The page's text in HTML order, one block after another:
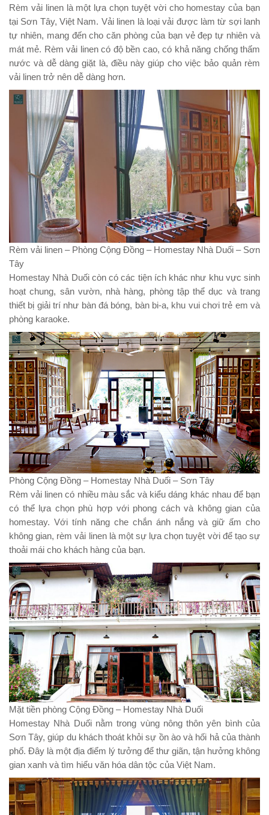
Rèm vải linen là một lựa chọn tuyệt vời cho homestay của bạn
tại Sơn Tây, Việt Nam. Vải linen là loại vải được làm từ sợi lanh
tự nhiên, mang đến cho căn phòng của bạn vẻ đẹp tự nhiên và
mát mẻ. Rèm vải linen có độ bền cao, có khả năng chống thấm
nước và dễ dàng giặt là, điều này giúp cho việc bảo quản rèm
vải linen trở nên dễ dàng hơn.
Rèm vải linen – Phòng Cộng Đồng – Homestay Nhà Duối – Sơn
Tây
Homestay Nhà Duối còn có các tiện ích khác như khu vực sinh
hoạt chung, sân vườn, nhà hàng, phòng tập thể dục và trang
thiết bị giải trí như bàn đá bóng, bàn bi-a, khu vui chơi trẻ em và
phòng karaoke.
Phòng Cộng Đồng – Homestay Nhà Duối – Sơn Tây
Rèm vải linen có nhiều màu sắc và kiểu dáng khác nhau để bạn
có thể lựa chọn phù hợp với phong cách và không gian của
homestay. Với tính năng che chắn ánh nắng và giữ ấm cho
không gian, rèm vải linen là một sự lựa chọn tuyệt vời để tạo sự
thoải mái cho khách hàng của bạn.
Mặt tiền phòng Cộng Đồng – Homestay Nhà Duối
Homestay Nhà Duối nằm trong vùng nông thôn yên bình của
Sơn Tây, giúp du khách thoát khỏi sự ồn ào và hối hả của thành
phố. Đây là một địa điểm lý tưởng để thư giãn, tận hưởng không
gian xanh và tìm hiểu văn hóa dân tộc của Việt Nam.